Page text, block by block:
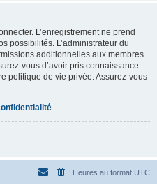
L’enregistrement ne prend
possibilités. L’administrateur du
additionnelles aux membres
vous d’avoir pris connaissance
politique de vie privée. Assurez-vous
Heures au format UTC